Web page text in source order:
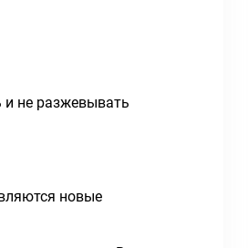
и не разжевывать
новые